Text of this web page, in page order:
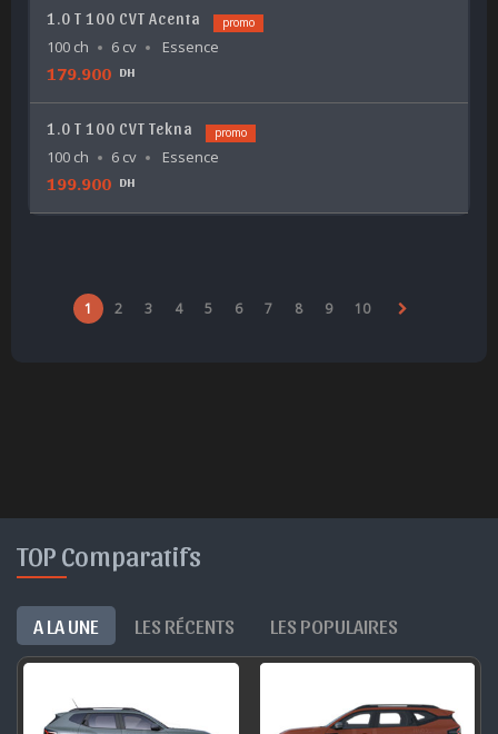
1.0 T 100 CVT Acenta promo
100 ch 6 cv
Essence
179.900
DH
1.0 T 100 CVT Tekna promo
100 ch 6 cv
Essence
199.900
DH
1 2 3 4 5 6 7 8 9 10
TOP Comparatifs
A LA UNE LES RÉCENTS LES POPULAIRES